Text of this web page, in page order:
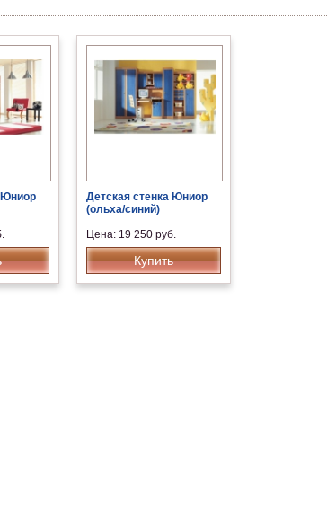
Юниор
Детская стенка Юниор
(ольха/синий)
Цена: 19 250 руб.
Купить